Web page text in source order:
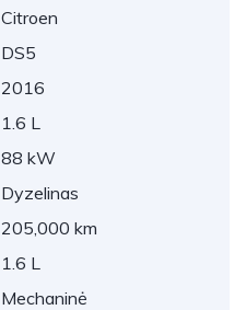
Citroen
DS5
2016
1.6 L
88 kW
Dyzelinas
205,000 km
1.6 L
Mechaninė